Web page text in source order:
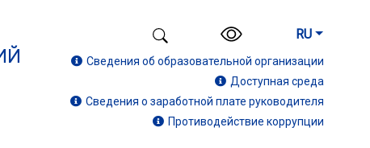
RU
Сведения об образовательной организации
Доступная среда
Сведения о заработной плате руководителя
Противодействие коррупции